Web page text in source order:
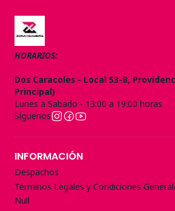
HORARIOS:
Dos Caracoles - Local 53-B,
Principal)
Lunes a Sabado - 13:00 a 19:00 horas
Síguenos
INFORMACIÓN
Despachos
Términos Legales y Condiciones
Null